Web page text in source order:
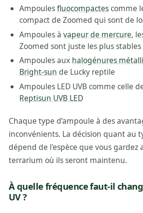
Ampoulesfluocompactes comme
compact de Zoomed qui sont de
Ampoules àvapeur de mercure,
Zoomed sont juste les plus
Ampoules aux halogénures
Bright-sun de Lucky reptile
Ampoules LED UVB comme celle
Reptisun UVB LED
Chaque type d’ampoule à des
inconvénients. La décision quant au
dépend de l'espèce que vous gardez
terrarium où ils seront maintenu.
À quelle fréquence faut-il
UV ?